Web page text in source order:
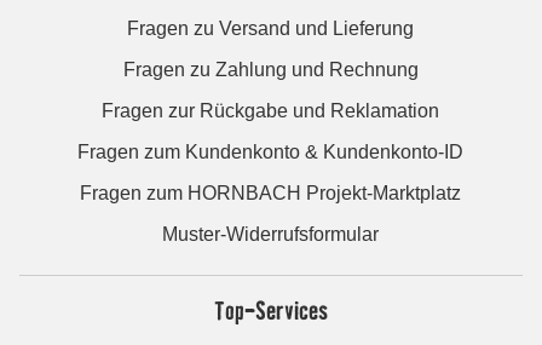
Fragen zu Versand und Lieferung
Fragen zu Zahlung und Rechnung
Fragen zur Rückgabe und Reklamation
Fragen zum Kundenkonto & Kundenkonto-ID
Fragen zum HORNBACH Projekt-Marktplatz
Muster-Widerrufsformular
Top-Services